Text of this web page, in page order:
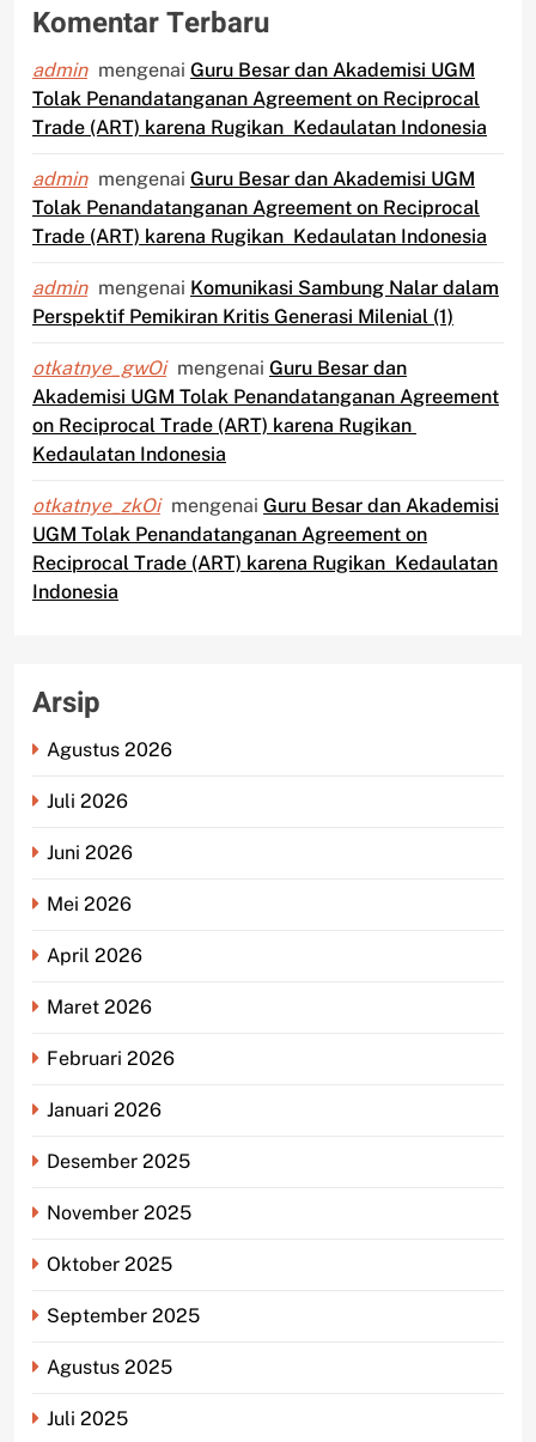
Komentar Terbaru
admin mengenai Guru Besar dan Akademisi UGM
Tolak Penandatanganan Agreement on Reciprocal
Trade (ART) karena Rugikan Kedaulatan Indonesia
admin mengenai Guru Besar dan Akademisi UGM
Tolak Penandatanganan Agreement on Reciprocal
Trade (ART) karena Rugikan Kedaulatan Indonesia
admin mengenai Komunikasi Sambung Nalar dalam
Perspektif Pemikiran Kritis Generasi Milenial (1)
otkatnye_gwOi mengenai Guru Besar dan
Akademisi UGM Tolak Penandatanganan Agreement
on Reciprocal Trade (ART) karena Rugikan
Kedaulatan Indonesia
otkatnye_zkOi mengenai Guru Besar dan Akademisi
UGM Tolak Penandatanganan Agreement on
Reciprocal Trade (ART) karena Rugikan Kedaulatan
Indonesia
Arsip
Agustus 2026
Juli 2026
Juni 2026
Mei 2026
April 2026
Maret 2026
Februari 2026
Januari 2026
Desember 2025
November 2025
Oktober 2025
September 2025
Agustus 2025
Juli 2025